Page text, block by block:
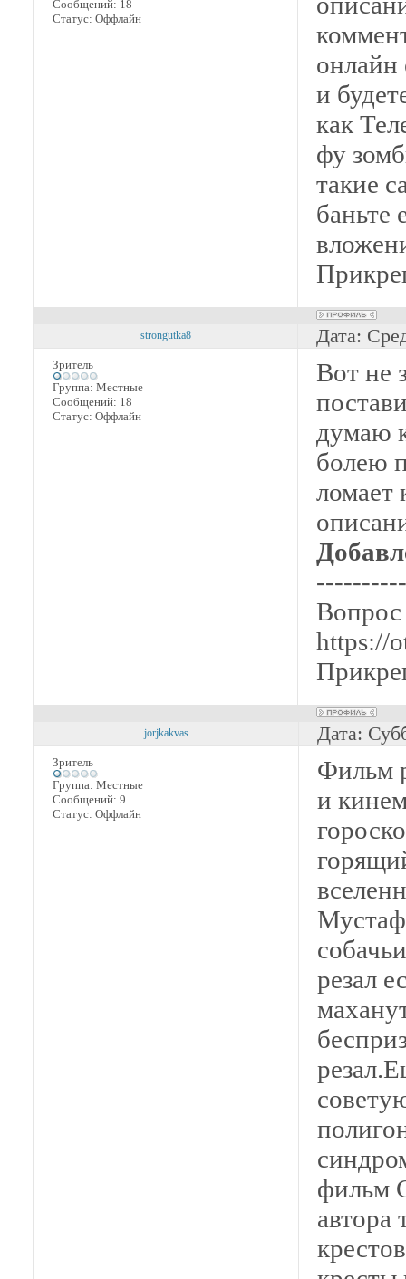
Сообщений: 18
Статус: Оффлайн
онлайн
и
как
фу
такие
баньте
strongutka8 Дата:
Зритель
Группа: Местные
Сообщений: 18
Статус: Оффлайн
Вот не
думаю
болею
ломает
Вопрос
https://
jorjkakvas Дата:
Зритель
Группа: Местные
Сообщений: 9
Статус: Оффлайн
Фильм
и
резал
фильм